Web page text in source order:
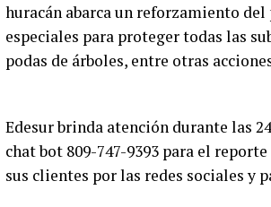
huracán abarca un reforzamiento
especiales para proteger todas las
podas de árboles, entre otras
Edesur brinda atención durante las
chat bot 809-747-9393 para el
sus clientes por las redes sociales y